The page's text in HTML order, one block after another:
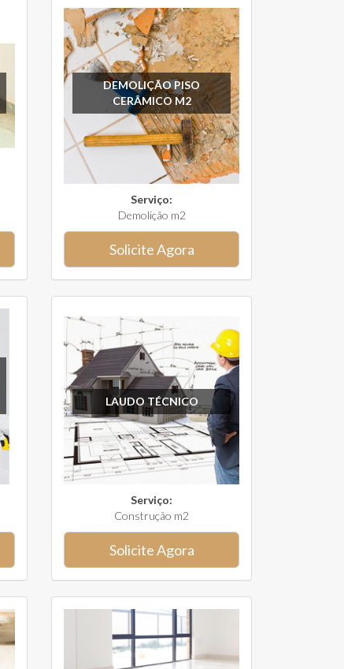
DEMOLIÇÃO PISO
CERÂMICO M2
Serviço:
Demolição m2
Solicite Agora
LAUDO TÉCNICO
Serviço:
Construção m2
Solicite Agora